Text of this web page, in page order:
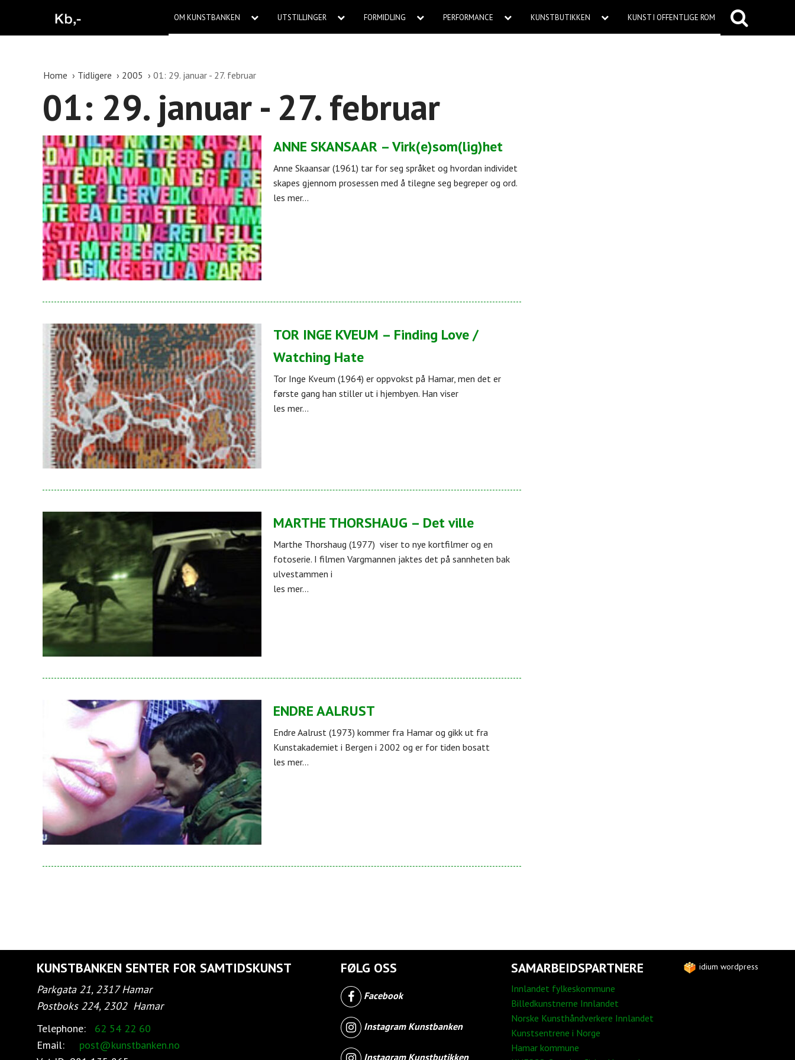
OM KUNSTBANKEN UTSTILLINGER FORMIDLING PERFORMANCE KUNSTBUTIKKEN KUNST I OFFENTLIGE ROM
Home Tidligere 2005 01: 29. januar - 27. februar
01: 29. januar - 27. februar
ANNE SKANSAAR – Virk(e)som(lig)het
Anne Skaansar (1961) tar for seg språket og hvordan individet
skapes gjennom prosessen med å tilegne seg begreper og ord.
les mer...
TOR INGE KVEUM – Finding Love /
Watching Hate
Tor Inge Kveum (1964) er oppvokst på Hamar, men det er
første gang han stiller ut i hjembyen. Han viser
les mer...
MARTHE THORSHAUG – Det ville
Marthe Thorshaug (1977) viser to nye kortfilmer og en
fotoserie. I filmen Vargmannen jaktes det på sannheten bak
ulvestammen i
les mer...
ENDRE AALRUST
Endre Aalrust (1973) kommer fra Hamar og gikk ut fra
Kunstakademiet i Bergen i 2002 og er for tiden bosatt
les mer...
KUNSTBANKEN SENTER FOR SAMTIDSKUNST
Parkgata 21, 2317 Hamar
Postboks 224, 2302 Hamar
Telephone:
62 54 22 60
Email:
post@kunstbanken.no
FØLG OSS
Facebook
Instagram Kunstbanken
Instagram Kunstbutikken
SAMARBEIDSPARTNERE
Innlandet fylkeskommune
Billedkunstnerne Innlandet
Norske Kunsthåndverkere Innlandet
Kunstsentrene i Norge
Hamar kommune
idium wordpress